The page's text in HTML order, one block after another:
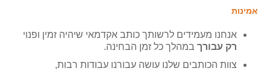
אמינות
אנחנו מעמידים לרשותך כותב אקדמאי שיהיה זמין ופנוי
רק עבורך במהלך כל זמן הבחינה.
צוות הכותבים שלנו עושה עבורנו עבודות רבות,